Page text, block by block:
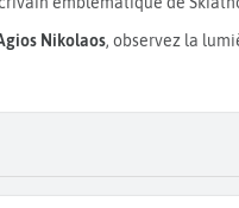
Nikolaos, observez la